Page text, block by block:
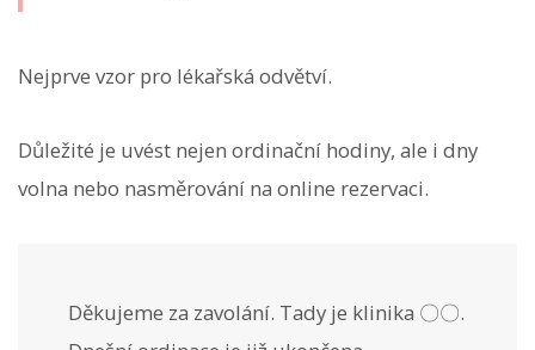
Nejprve vzor pro lékařská odvětví.
Důležité je uvést nejen ordinační hodiny, ale i dny
volna nebo nasměrování na online rezervaci.
Děkujeme za zavolání. Tady je klinika 〇〇.